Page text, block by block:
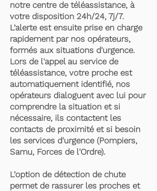
notre centre de téléassistance, à
votre disposition 24h/24, 7j/7.
L’alerte est ensuite prise en charge
rapidement par nos opérateurs,
formés aux situations d'urgence.
Lors de l'appel au service de
téléassistance, votre proche est
automatiquement identifié, nos
opérateurs dialoguent avec lui pour
comprendre la situation et si
nécessaire, ils contactent les
contacts de proximité et si besoin
les services d'urgence (Pompiers,
Samu, Forces de l'Ordre).
L’option de détection de chute
permet de rassurer les proches et